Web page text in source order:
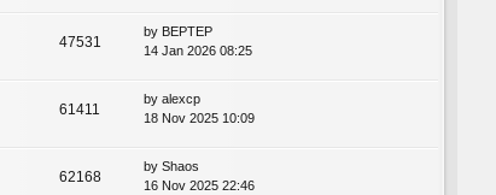
47531
by BEPTEP
14 Jan 2026 08:25
61411
by alexcp
18 Nov 2025 10:09
62168
by Shaos
16 Nov 2025 22:46